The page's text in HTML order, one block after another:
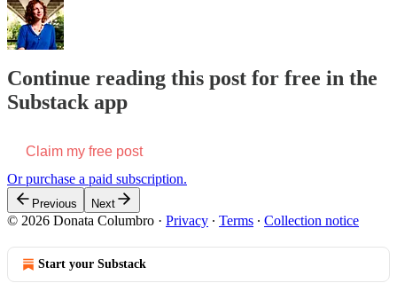
Continue reading this post for free in the
Substack app
Claim my free post
Or purchase a paid subscription.
Previous Next
© 2026 Donata Columbro · Privacy ∙ Terms ∙ Collection notice
Start your Substack